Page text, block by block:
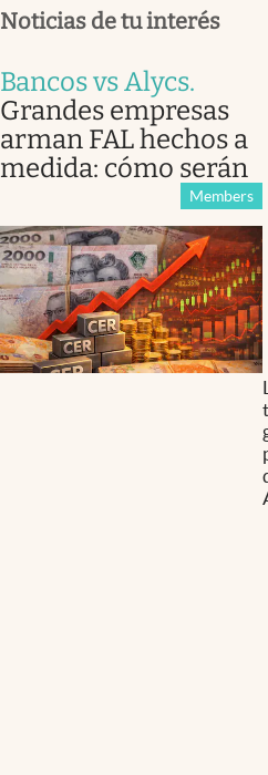
Noticias de tu interés
Bancos vs Alycs.
Grandes empresas
arman FAL hechos a
medida: cómo serán
Members